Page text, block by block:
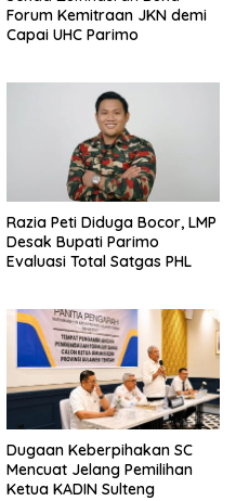
Forum Kemitraan JKN demi
Capai UHC Parimo
Razia Peti Diduga Bocor, LMP
Desak Bupati Parimo
Evaluasi Total Satgas PHL
Dugaan Keberpihakan SC
Mencuat Jelang Pemilihan
Ketua KADIN Sulteng